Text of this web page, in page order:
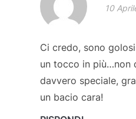
10
Ci credo, sono
un tocco in più…non
davvero speciale,
un bacio cara!